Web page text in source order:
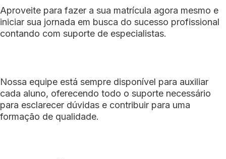
Aproveite para fazer a sua matrícula agora mesmo e
iniciar sua jornada em busca do sucesso profissional
contando com suporte de especialistas.
Nossa equipe está sempre disponível para auxiliar
cada aluno, oferecendo todo o suporte necessário
para esclarecer dúvidas e contribuir para uma
formação de qualidade.